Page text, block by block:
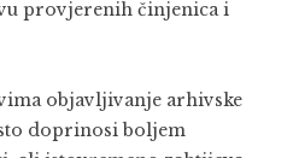
provjerenih činjenica i
objavljivanje arhivske
doprinosi boljem